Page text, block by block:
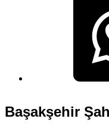
Başakşehir